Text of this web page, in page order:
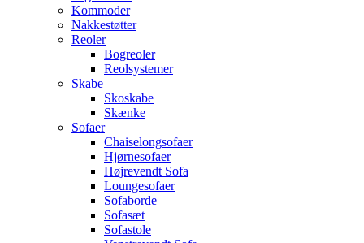
Kommoder
Nakkestøtter
Reoler
Bogreoler
Reolsystemer
Skabe
Skoskabe
Skænke
Sofaer
Chaiselongsofaer
Hjørnesofaer
Højrevendt Sofa
Loungesofaer
Sofaborde
Sofasæt
Sofastole